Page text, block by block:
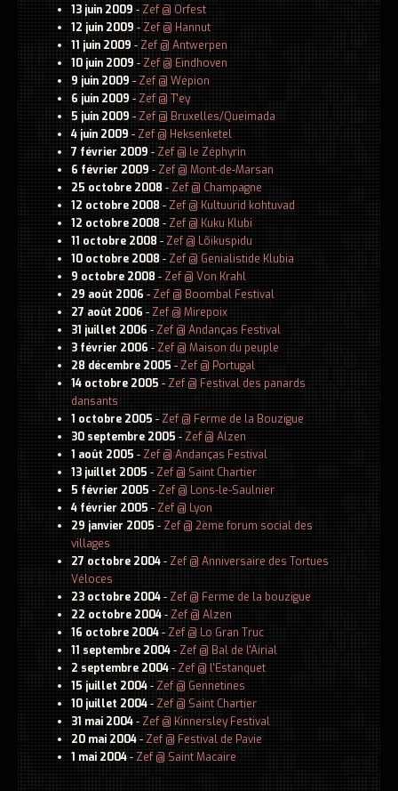
13 juin 2009 - Zef @ Orfest
12 juin 2009 - Zef @ Hannut
11 juin 2009 - Zef @ Antwerpen
10 juin 2009 - Zef @ Eindhoven
9 juin 2009 - Zef @ Wépion
6 juin 2009 - Zef @ T'ey
5 juin 2009 - Zef @ Bruxelles/Queimada
4 juin 2009 - Zef @ Heksenketel
7 février 2009 - Zef @ le Zéphyrin
6 février 2009 - Zef @ Mont-de-Marsan
25 octobre 2008 - Zef @ Champagne
12 octobre 2008 - Zef @ Kultuurid kohtuvad
12 octobre 2008 - Zef @ Kuku Klubi
11 octobre 2008 - Zef @ Lõikuspidu
10 octobre 2008 - Zef @ Genialistide Klubia
9 octobre 2008 - Zef @ Von Krahl
29 août 2006 - Zef @ Boombal Festival
27 août 2006 - Zef @ Mirepoix
31 juillet 2006 - Zef @ Andanças Festival
3 février 2006 - Zef @ Maison du peuple
28 décembre 2005 - Zef @ Portugal
14 octobre 2005 - Zef @ Festival des panards
dansants
1 octobre 2005 - Zef @ Ferme de la Bouzigue
30 septembre 2005 - Zef @ Alzen
1 août 2005 - Zef @ Andanças Festival
13 juillet 2005 - Zef @ Saint Chartier
5 février 2005 - Zef @ Lons-le-Saulnier
4 février 2005 - Zef @ Lyon
29 janvier 2005 - Zef @ 2ème forum social des
villages
27 octobre 2004- Zef @ Anniversaire des Tortues
Véloces
23 octobre 2004- Zef @ Ferme de la bouzigue
22 octobre 2004- Zef @ Alzen
16 octobre 2004- Zef @ Lo Gran Truc
11 septembre 2004- Zef @ Bal de l'Airial
2 septembre 2004- Zef @ l'Estanquet
15 juillet 2004- Zef @ Gennetines
10 juillet 2004- Zef @ Saint Chartier
31 mai 2004- Zef @ Kinnersley Festival
20 mai 2004- Zef @ Festival de Pavie
1 mai 2004- Zef @ Saint Macaire